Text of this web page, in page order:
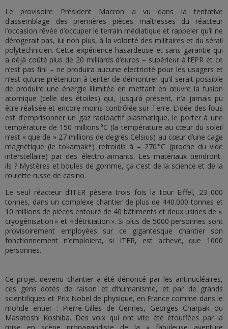
Le provisoire Président Macron a vu dans la tentative
d’assemblage des premières pièces maîtresses du réacteur
l’occasion rêvée d’occuper le terrain médiatique et rappeler qu’il ne
dérogerait pas, lui non plus, à la volonté des militaires et du sérail
polytechnicien. Cette expérience hasardeuse et sans garantie qui
a déjà coûté plus de 20 milliards d’euros – supérieur à l’EPR et ce
n’est pas fini – ne produira aucune électricité pour les usagers et
n’est qu’une prétention à tenter de démontrer qu’il serait possible
de produire une énergie illimitée en mettant en œuvre la fusion
atomique (celle des étoiles) qui, jusqu’à présent, n’a jamais pu
être réalisée et encore moins contrôlée sur Terre. L’idée des fous
est d’emprisonner un gaz radioactif plasmatique, le porter à une
température de 150 millions °C (la température au cœur du soleil
n’est « que de » 27 millions de degrés Celsius) au cœur d’une cage
magnétique (le tokamak*) refroidis à – 270 °C (proche du vide
interstellaire) par des électro-aimants. Les matériaux tiendront-
ils ? Mystères et boules de gomme, ça c’est de la science et de la
roulette russe de casino.
Le seul réacteur d’ITER pèsera trois fois la tour Eiffel, 23 000
tonnes, dans un complexe chantier de plus de 440.000 tonnes et
10 millions de pièces entouré de 40 bâtiments et deux usines de «
cryogénisation » et « détritiation ». Si plus de 5000 personnes sont
provisoirement employées sur ce gigantesque chantier son
fonctionnement n’emploiera, si ITER, est achevé, que 1000
personnes.
Ce projet devenu chantier a été dénoncé par les antinucléaires,
ces gens dotés de raison et d’humanisme, et par de grands
scientifiques et Prix Nobel de physique, en France comme dans le
monde entier : Pierre-Gilles de Gennes, Georges Charpak ou
Masatoshi Koshiba. Des voix qui ont vite été étouffées par la